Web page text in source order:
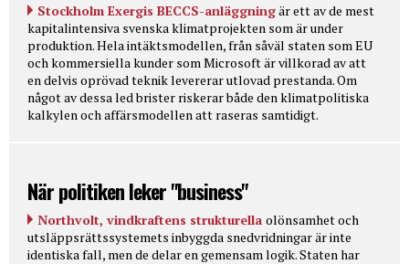
Stockholm Exergis BECCS-anläggningär ett av de mest
kapitalintensiva svenska klimatprojekten som är under
produktion. Hela intäktsmodellen, från såväl staten som EU
och kommersiella kunder som Microsoft är villkorad av att
en delvis oprövad teknik levererar utlovad prestanda. Om
något av dessa led brister riskerar både den klimatpolitiska
kalkylen och affärsmodellen att raseras samtidigt.
När politiken leker "business"
Northvolt, vindkraftens strukturella olönsamhet och
utsläppsrättssystemets inbyggda snedvridningar är inte
identiska fall, men de delar en gemensam logik. Staten har